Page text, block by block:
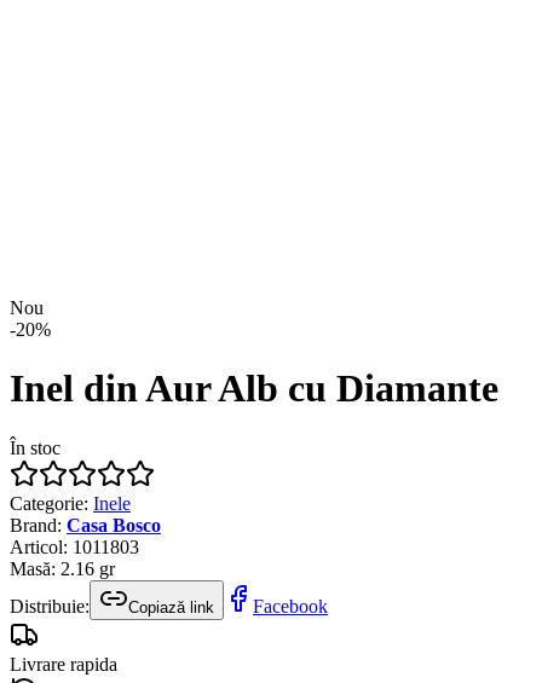
Nou
-20%
Inel din Aur Alb cu Diamante
În stoc
Categorie: Inele
Brand: Casa Bosco
Articol: 1011803
Masă: 2.16 gr
Distribuie:
Copiază link Facebook
Livrare rapida